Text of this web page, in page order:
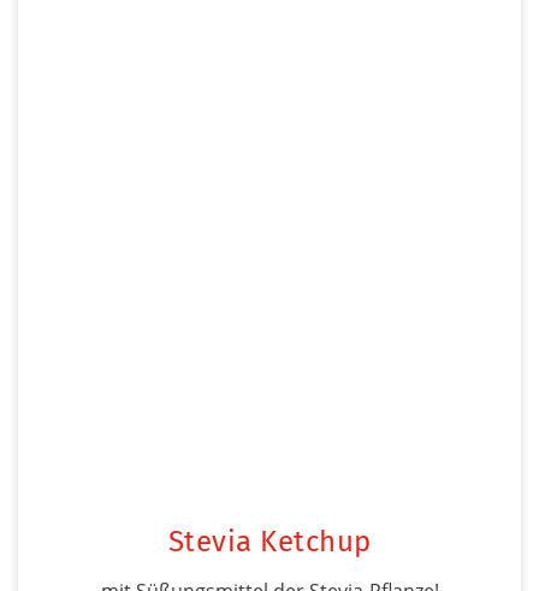
Stevia Ketchup